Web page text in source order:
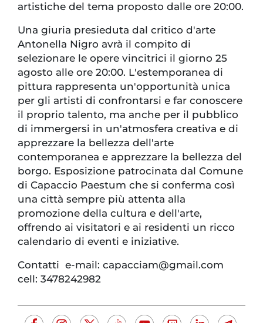
artistiche del tema proposto dalle ore 20:00.
Una giuria presieduta dal critico d'arte
Antonella Nigro avrà il compito di
selezionare le opere vincitrici il giorno 25
agosto alle ore 20:00. L'estemporanea di
pittura rappresenta un'opportunità unica
per gli artisti di confrontarsi e far conoscere
il proprio talento, ma anche per il pubblico
di immergersi in un'atmosfera creativa e di
apprezzare la bellezza dell'arte
contemporanea e apprezzare la bellezza del
borgo. Esposizione patrocinata dal Comune
di Capaccio Paestum che si conferma così
una città sempre più attenta alla
promozione della cultura e dell'arte,
offrendo ai visitatori e ai residenti un ricco
calendario di eventi e iniziative.
Contatti e-mail: capacciam@gmail.com
cell: 3478242982